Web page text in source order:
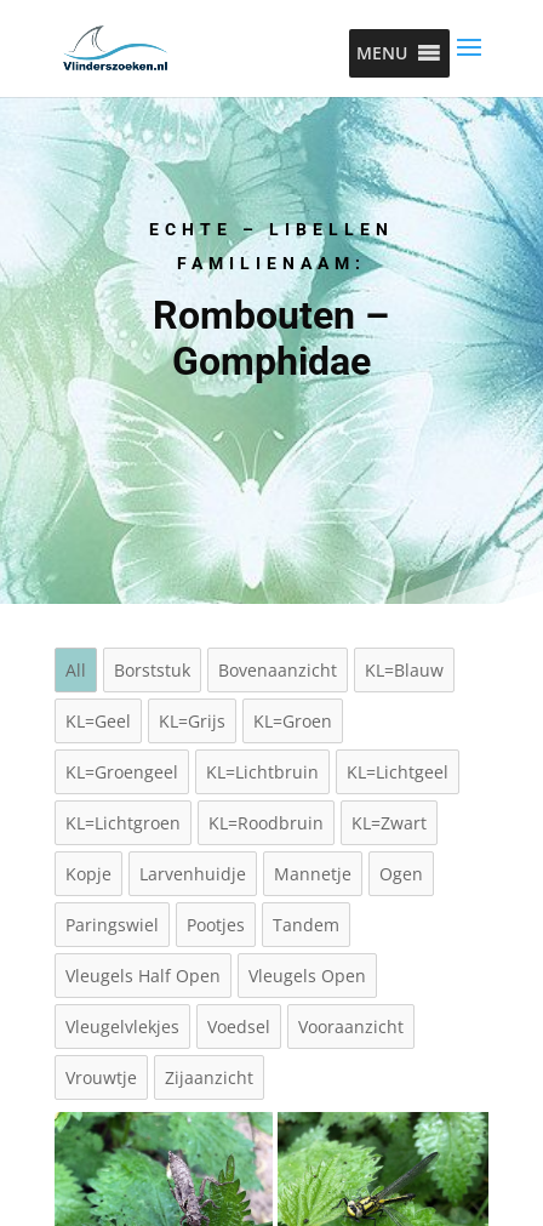
MENU
ECHTE – LIBELLEN
FAMILIENAAM:
Rombouten –
Gomphidae
All Borststuk Bovenaanzicht KL=Blauw
KL=Geel KL=Grijs KL=Groen
KL=Groengeel KL=Lichtbruin KL=Lichtgeel
KL=Lichtgroen KL=Roodbruin KL=Zwart
Kopje Larvenhuidje Mannetje Ogen
Paringswiel Pootjes Tandem
Vleugels Half Open Vleugels Open
Vleugelvlekjes Voedsel Vooraanzicht
Vrouwtje Zijaanzicht